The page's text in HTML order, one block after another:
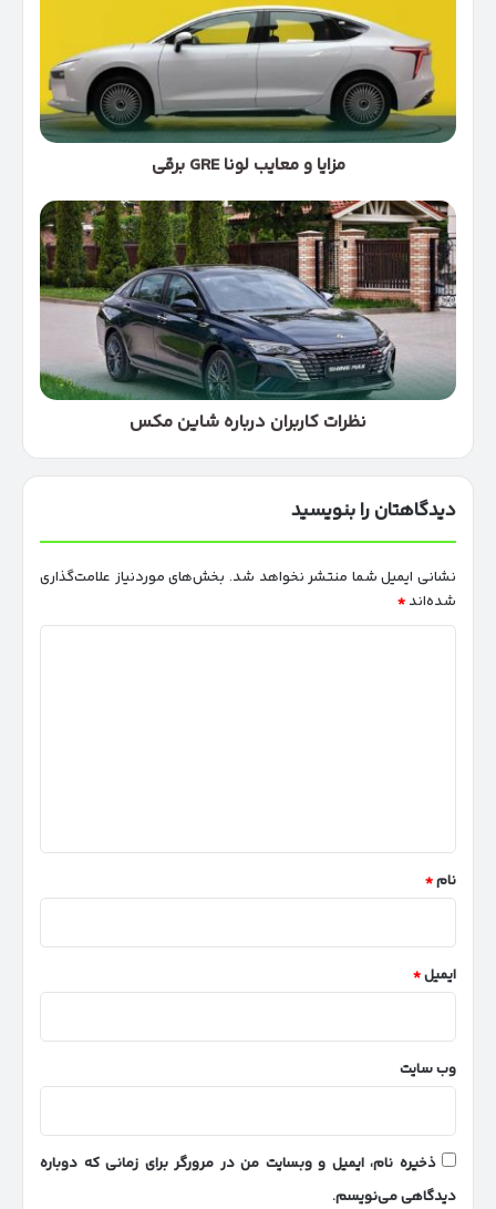
GRE
برقی
مزایا و معایب لونا GRE برقی
نظرات
کاربران
درباره
شاین
مکس
نظرات کاربران درباره شاین مکس
دیدگاهتان را بنویسید
نشانی ایمیل شما منتشر نخواهد شد. بخش‌های موردنیاز علامت‌گذاری
شده‌اند *
نام*
ایمیل*
وب‌ سایت
ذخیره نام، ایمیل و وبسایت من در مرورگر برای زمانی که دوباره
دیدگاهی می‌نویسم.